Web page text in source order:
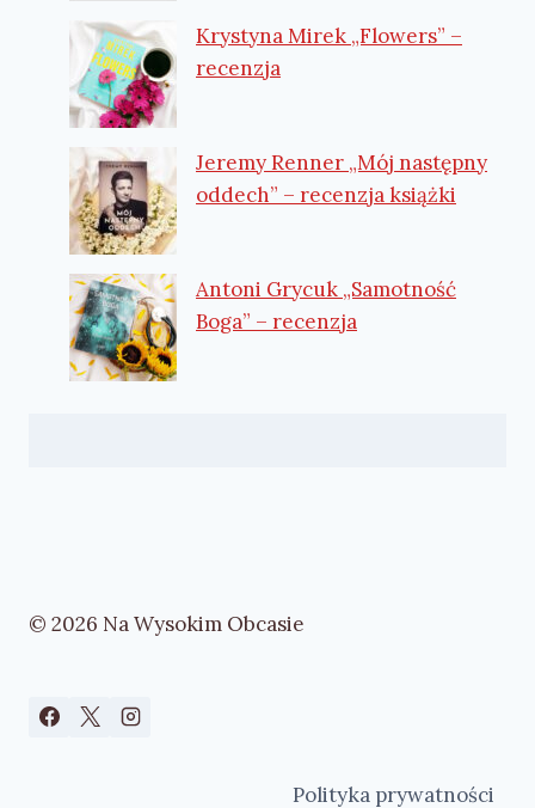
Krystyna Mirek „Flowers” –
recenzja
Jeremy Renner „Mój następny
oddech” – recenzja książki
Antoni Grycuk „Samotność
Boga” – recenzja
© 2026 Na Wysokim Obcasie
Polityka prywatności